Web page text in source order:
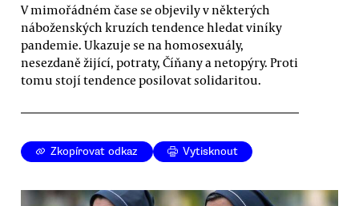
V mimořádném čase se objevily v některých
náboženských kruzích tendence hledat viníky
pandemie. Ukazuje se na homosexuály,
nesezdaně žijící, potraty, Číňany a netopýry. Proti
tomu stojí tendence posilovat solidaritou.
Zkopírovat odkaz Vytisknout